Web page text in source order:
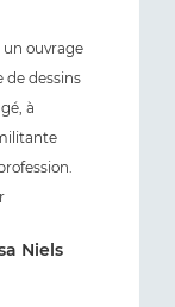
un ouvrage
de dessins
à
Niels